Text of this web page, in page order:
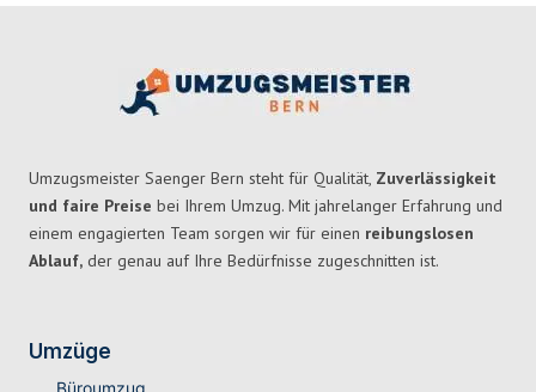
Umzugsmeister Saenger Bern steht für Qualität, Zuverlässigkeit
und faire Preise bei Ihrem Umzug. Mit jahrelanger Erfahrung und
einem engagierten Team sorgen wir für einen reibungslosen
Ablauf, der genau auf Ihre Bedürfnisse zugeschnitten ist.
Umzüge